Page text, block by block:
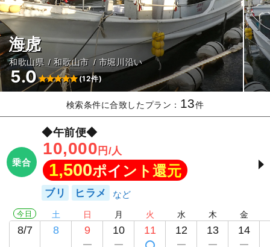
海虎
和歌山県 和歌山市 市堀川沿い
5.0 (12件)
検索条件に合致したプラン： 13件
乗合
◆午前便◆
10,000 円/人
1,500ポイント還元
ブリ ヒラメ
今日
8/7
土
8
日
9
月
10
火
11
水
12
木
13
金
14